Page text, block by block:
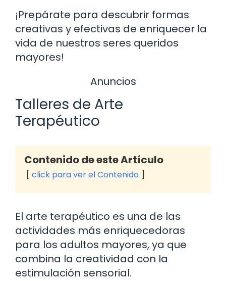
¡Prepárate para descubrir formas
creativas y efectivas de enriquecer la
vida de nuestros seres queridos
mayores!
Anuncios
Talleres de Arte
Terapéutico
Contenido de este Artículo
click para ver el Contenido
El arte terapéutico es una de las
actividades más enriquecedoras
para los adultos mayores, ya que
combina la creatividad con la
estimulación sensorial.